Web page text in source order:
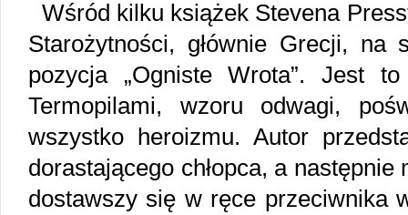
Wśród kilku książek Stevena
Starożytności, głównie Grecji, na
pozycja „Ogniste Wrota”. Jest
Termopilami, wzoru odwagi,
wszystko heroizmu. Autor
dorastającego chłopca, a
dostawszy się w ręce przeciwnika